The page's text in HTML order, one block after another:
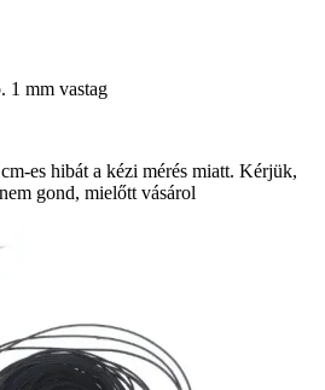
1 mm vastag
es hibát a kézi mérés miatt. Kérjük,
gond, mielőtt vásárol